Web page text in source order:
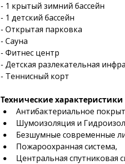
- 1 крытый зимний бассейн
- 1 детский бассейн
- Открытая парковка
- Сауна
- Фитнес центр
- Детская разлекательная
- Теннисный корт
Технические
Антибактериальное
Шумоизоляция и
Безшумные современные
Пожароохранная система,
Центральная спутниковая